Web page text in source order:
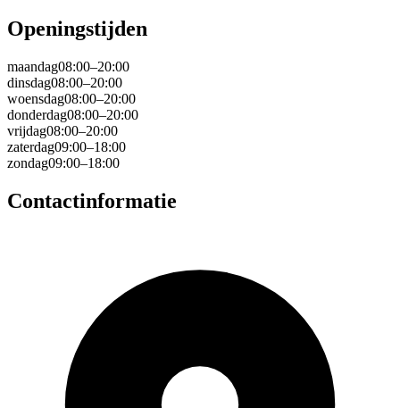
Openingstijden
maandag08:00–20:00
dinsdag08:00–20:00
woensdag08:00–20:00
donderdag08:00–20:00
vrijdag08:00–20:00
zaterdag09:00–18:00
zondag09:00–18:00
Contactinformatie